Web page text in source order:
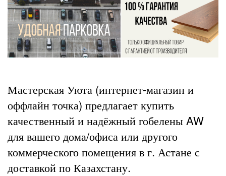
Мастерская Уюта (интернет-магазин и
оффлайн точка) предлагает купить
качественный и надёжный гобелены AW
для вашего дома/офиса или другого
коммерческого помещения в г. Астане с
доставкой по Казахстану.